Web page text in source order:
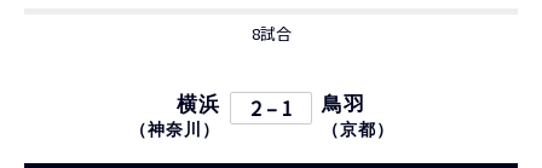
8試合
横浜
（神奈川 ）
2 – 1 鳥羽
（京都 ）